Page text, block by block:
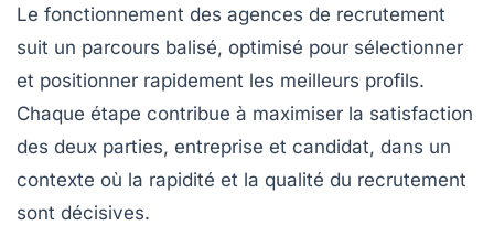
Le fonctionnement des agences de recrutement
suit un parcours balisé, optimisé pour sélectionner
et positionner rapidement les meilleurs profils.
Chaque étape contribue à maximiser la satisfaction
des deux parties, entreprise et candidat, dans un
contexte où la rapidité et la qualité du recrutement
sont décisives.